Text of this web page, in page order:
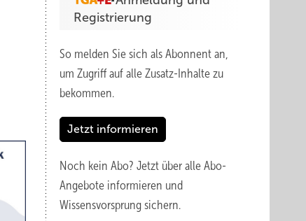
Registrierung
So melden Sie sich als Abonnent an,
um Zugriff auf alle Zusatz-Inhalte zu
bekommen.
Jetzt informieren
Noch kein Abo? Jetzt über alle Abo-
Angebote informieren und
Wissensvorsprung sichern.